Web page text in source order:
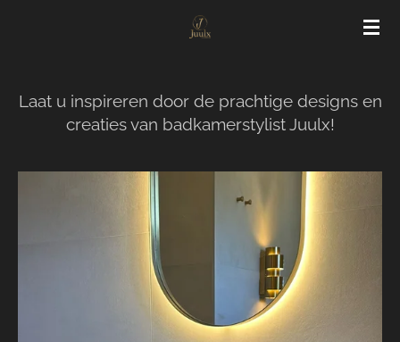
deLaat u inspireren door de prachtige designs en
creaties van badkamerstylist Juulx!